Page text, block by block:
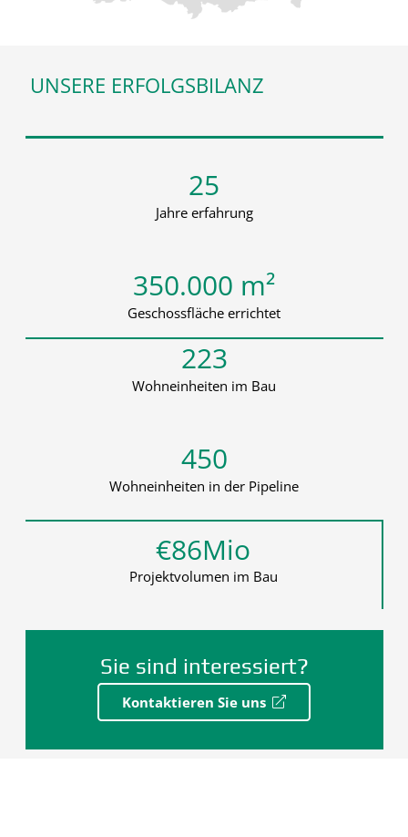
UNSERE ERFOLGSBILANZ
25
Jahre erfahrung
350.000 m²
Geschossfläche errichtet
223
Wohneinheiten im Bau
450
Wohneinheiten in der Pipeline
€86Mio
Projektvolumen im Bau
Sie sind interessiert?
Kontaktieren Sie uns